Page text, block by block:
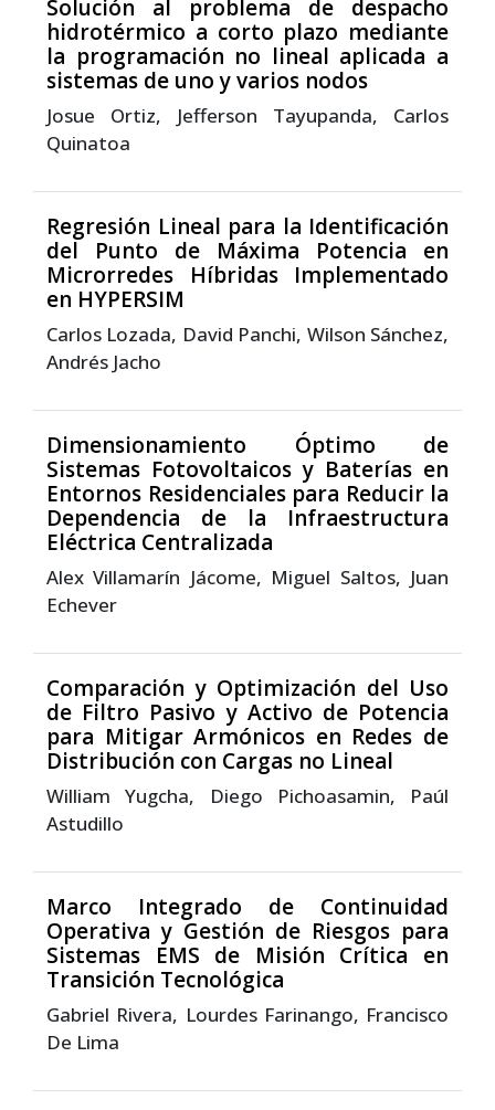
Solución al problema de despacho
hidrotérmico a corto plazo mediante
la programación no lineal aplicada a
sistemas de uno y varios nodos
Josue Ortiz, Jefferson Tayupanda, Carlos
Quinatoa
Regresión Lineal para la Identificación
del Punto de Máxima Potencia en
Microrredes Híbridas Implementado
en HYPERSIM
Carlos Lozada, David Panchi, Wilson Sánchez,
Andrés Jacho
Dimensionamiento Óptimo de
Sistemas Fotovoltaicos y Baterías en
Entornos Residenciales para Reducir la
Dependencia de la Infraestructura
Eléctrica Centralizada
Alex Villamarín Jácome, Miguel Saltos, Juan
Echever
Comparación y Optimización del Uso
de Filtro Pasivo y Activo de Potencia
para Mitigar Armónicos en Redes de
Distribución con Cargas no Lineal
William Yugcha, Diego Pichoasamin, Paúl
Astudillo
Marco Integrado de Continuidad
Operativa y Gestión de Riesgos para
Sistemas EMS de Misión Crítica en
Transición Tecnológica
Gabriel Rivera, Lourdes Farinango, Francisco
De Lima